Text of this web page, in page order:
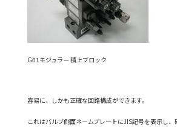
G01モジュラー 積上ブロック
容易に、しかも正確な回路構成ができます。
これはバルブ側面ネームプレートにJIS記号を表示し